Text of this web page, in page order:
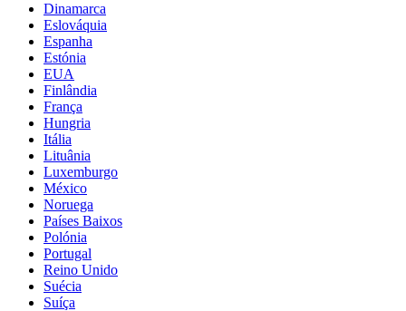
Dinamarca
Eslováquia
Espanha
Estónia
EUA
Finlândia
França
Hungria
Itália
Lituânia
Luxemburgo
México
Noruega
Países Baixos
Polónia
Portugal
Reino Unido
Suécia
Suíça